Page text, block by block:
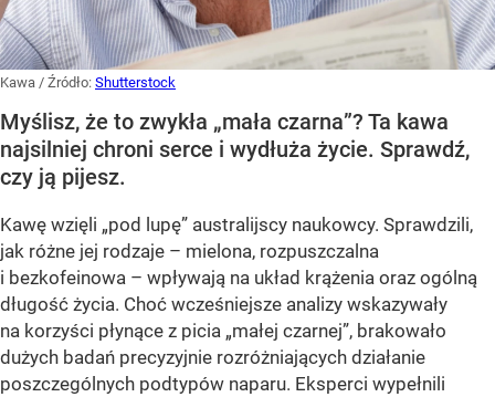
Kawa / Źródło: Shutterstock
Myślisz, że to zwykła „mała czarna”? Ta kawa
najsilniej chroni serce i wydłuża życie. Sprawdź,
czy ją pijesz.
Kawę wzięli „pod lupę” australijscy naukowcy. Sprawdzili,
jak różne jej rodzaje – mielona, rozpuszczalna
i bezkofeinowa – wpływają na układ krążenia oraz ogólną
długość życia. Choć wcześniejsze analizy wskazywały
na korzyści płynące z picia „małej czarnej”, brakowało
dużych badań precyzyjnie rozróżniających działanie
poszczególnych podtypów naparu. Eksperci wypełnili